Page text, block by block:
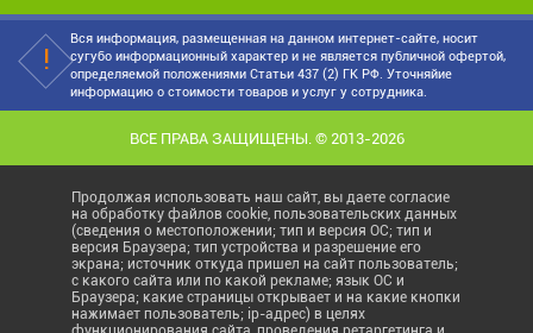
Вся информация, размещенная на данном интернет-сайте, носит
сугубо информационный характер и не является публичной офертой,
определяемой положениями Статьи 437 (2) ГК РФ. Уточняйие
информацию о стоимости товаров и услуг у сотрудника.
ВСЕ ПРАВА ЗАЩИЩЕНЫ. © 2013-2026
Продолжая использовать наш сайт, вы даете согласие
на обработку файлов cookie, пользовательских данных
(сведения о местоположении; тип и версия ОС; тип и
версия Браузера; тип устройства и разрешение его
экрана; источник откуда пришел на сайт пользователь;
с какого сайта или по какой рекламе; язык ОС и
Браузера; какие страницы открывает и на какие кнопки
нажимает пользователь; ip-адрес) в целях